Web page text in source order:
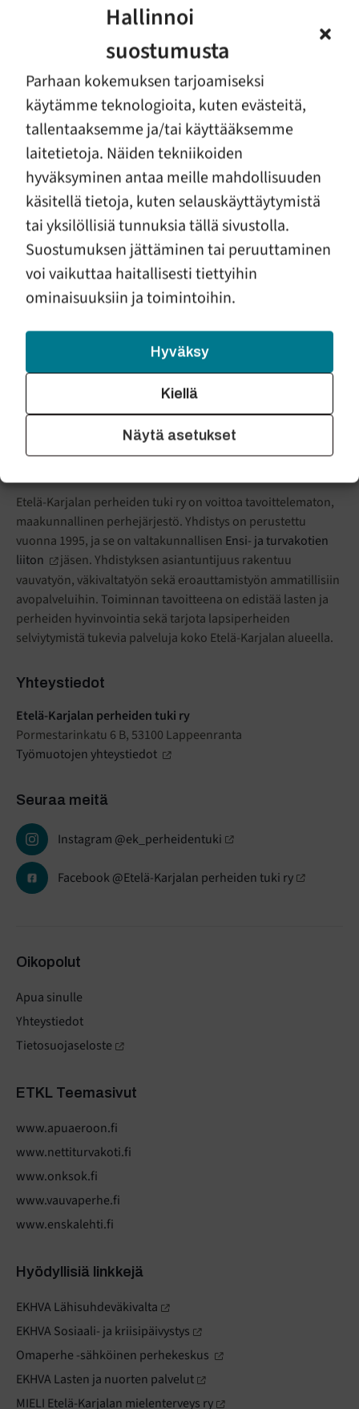
Hallinnoi
suostumusta
Parhaan kokemuksen tarjoamiseksi
käytämme teknologioita, kuten evästeitä,
tallentaaksemme ja/tai käyttääksemme
laitetietoja. Näiden tekniikoiden
hyväksyminen antaa meille mahdollisuuden
käsitellä tietoja, kuten selauskäyttäytymistä
tai yksilöllisiä tunnuksia tällä sivustolla.
Suostumuksen jättäminen tai peruuttaminen
voi vaikuttaa haitallisesti tiettyihin
ominaisuuksiin ja toimintoihin.
Hyväksy
Kiellä
Näytä asetukset
Pelko ei kuulu turvallisiin
ihmissuhteisiin.
Anna Virtanen
Projektityöntekijä
044 722 3006
anna.virtanen@ek-perhetuki.fi
PERHEIDEN TUKI RY
Etelä-Karjalan perheiden tuki ry on voittoa tavoittelematon,
maakunnallinen perhejärjestö. Yhdistys on perustettu
vuonna 1995, ja se on valtakunnallisen Ensi- ja turvakotien
liiton
jäsen. Yhdistyksen asiantuntijuus rakentuu
vauvatyön, väkivaltatyön sekä eroauttamistyön ammatillisiin
avopalveluihin. Toiminnan tavoitteena on edistää lasten ja
perheiden hyvinvointia sekä tarjota lapsiperheiden
selviytymistä tukevia palveluja koko Etelä-Karjalan alueella.
Yhteystiedot
Etelä-Karjalan perheiden tuki ry
Pormestarinkatu 6 B, 53100 Lappeenranta
Työmuotojen yhteystiedot
Seuraa meitä
Instagram @ek_perheidentuki
Facebook @Etelä-Karjalan perheiden tuki ry
Oikopolut
Apua sinulle
Yhteystiedot
Tietosuojaseloste
ETKL Teemasivut
www.apuaeroon.fi
www.nettiturvakoti.fi
www.onksok.fi
www.vauvaperhe.fi
www.enskalehti.fi
Hyödyllisiä linkkejä
EKHVA Lähisuhdeväkivalta
EKHVA Sosiaali- ja kriisipäivystys
Omaperhe -sähköinen perhekeskus
EKHVA Lasten ja nuorten palvelut
MIELI Etelä-Karjalan mielenterveys ry